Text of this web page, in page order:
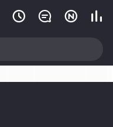
   